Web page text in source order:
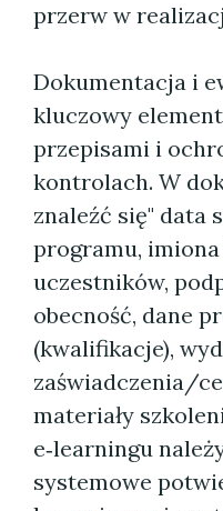
przerw w
Dokumentacja i
kluczowy
przepisami i
kontrolach. W
znaleźć się" data
programu,
uczestników,
obecność, dane
(kwalifikacje),
zaświadczenia/
materiały
e‑learningu
systemowe